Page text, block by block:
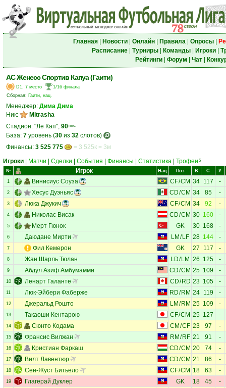
Главная| Новости| Онлайн| Правила| Опросы|
Расписание| Турниры| Команды| Игроки|
Рейтинги| Форум Чат|
АС Женесс Спортив Капуа (Гаити)
D1, 7 место
1/16 финала
Сборная: Гаити, нац.
Менеджер: Дима Дима
Ник:
Mitrasha
Стадион: "Ле Кап", 90тыс.
База: 7 уровень (30 из 32 слотов)
Финансы: 3 525 775
= 3 525к = 3м
Игроки
Матчи Сделки События Финансы Статистика Трофеи 5
№ Игрок Нац Поз В С У
1 Винисиус Соуза CF/CM 34 117 -
2 Хесус Дуэньяс CD/CM 34 85 -
3 Люка Джукич CF/CM 34 92 -
4 Николас Висак CD/CM 30 160 -
5 Мерт Гюнок GK 30 168 -
6 Даюдане Мирти LM / LF 28 144 -
7 Фил Кемерон GK 27 117 -
8 Жан Шарль Тюлан LD/ LM 26 125 -
9 Абдул Азиф Амбумамми CD/CM 25 109 -
10 Ленарт Галанте CD/RD 23 105 -
11 Люк-Эйбери Фаберже RD/ RM 24 119 -
12 Джеральд Рошто LM /RM 25 109 -
13 Такаоши Кентарою CF/CM 25 127 -
14 Сюнто Кодама CM /CF 23 97 -
15 Франсис Вилжан RM / RF 21 91 -
16 Кристиан Фаркаш CD/CM 20 74 -
17 Вилт Лавентюр CD/CM 21 86 -
18 Сен-Жуст Битьело CF/CM 18 63 -
19 Глагерай Дуклер GK 18 45 -